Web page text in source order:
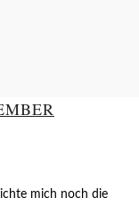
mich noch die